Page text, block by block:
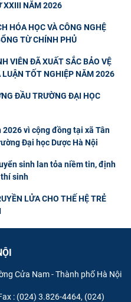
XXIII NĂM 2026
HÓA HỌC VÀ CÔNG NGHỆ
TỪ CHÍNH PHỦ
VIÊN ĐÃ XUẤT SẮC BẢO VỆ
TỐT NGHIỆP NĂM 2026
ĐẦU TRƯỜNG ĐẠI HỌC
vì cộng đồng tại xã Tân
Đại học Dược Hà Nội
sinh lan tỏa niềm tin, định
sinh
LỬA CHO THẾ HỆ TRẺ
Cửa Nam - Thành phố Hà Nội
: (024) 3.826-4464, (024)